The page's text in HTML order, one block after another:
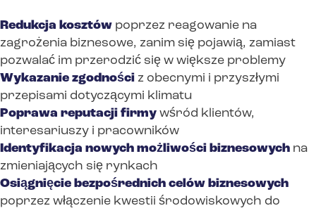
Redukcja kosztów poprzez reagowanie na
zagrożenia biznesowe, zanim się pojawią, zamiast
pozwalać im przerodzić się w większe problemy
Wykazanie zgodności z obecnymi i przyszłymi
przepisami dotyczącymi klimatu
Poprawa reputacji firmy wśród klientów,
interesariuszy i pracowników
Identyfikacja nowych możliwości biznesowych na
zmieniających się rynkach
Osiągnięcie bezpośrednich celów biznesowych
poprzez włączenie kwestii środowiskowych do